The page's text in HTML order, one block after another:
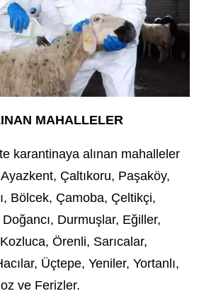
MAHALLELER
karantinaya alınan mahalleler
Çaltıkoru, Paşaköy,
Bölcek, Çamoba, Çeltikçi,
Durmuşlar, Eğiller,
Örenli, Sarıcalar,
Üçtepe, Yeniler, Yortanlı,
ve Ferizler.